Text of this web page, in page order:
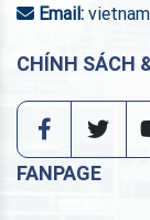
Email:
CHÍNH SÁCH
FANPAGE